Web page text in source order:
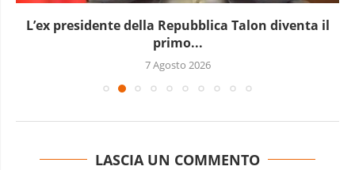
L’ex presidente della Repubblica Talon diventa il
primo...
7 Agosto 2026
LASCIA UN COMMENTO